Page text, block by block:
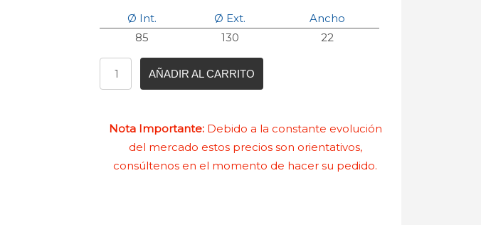
Ø Int. Ø Ext.
Ancho
85
130 22
AÑADIR AL CARRITO
Nota Importante:Debido a la constante evolución
del mercado estos precios son orientativos,
consúltenos en el momento de hacer su pedido.